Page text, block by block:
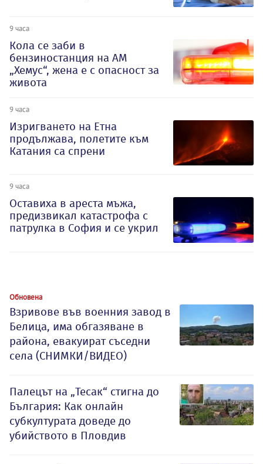
9 часа
Кола се заби в
бензиностанция на АМ
„Хемус“, жена е с опасност за
живота
9 часа
Изригването на Етна
продължава, полетите към
Катания са спрени
9 часа
Оставиха в ареста мъжа,
предизвикал катастрофа с
патрулка в София и се укрил
Обновена
Взривове във военния завод в
Белица, има обгазяване в
района, евакуират съседни
села (СНИМКИ/ВИДЕО)
Палецът на „Тесак“ стигна до
България: Как онлайн
субкултурата доведе до
убийството в Пловдив